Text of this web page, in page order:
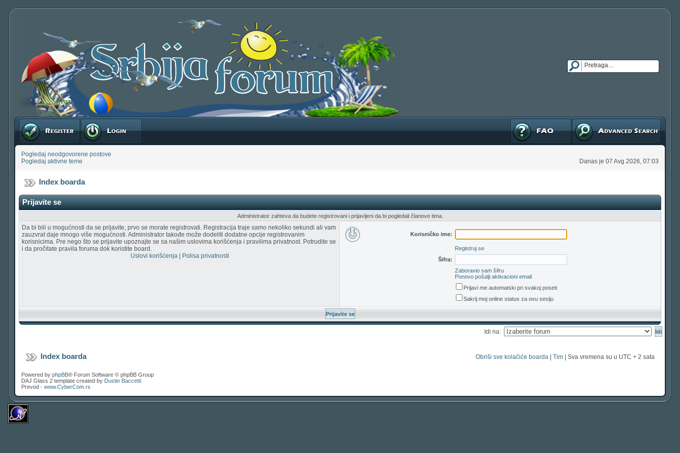
Registruj se Prijavite se Napredna pretraga
FAQ
Pogledaj neodgovorene postove
Pogledaj aktivne teme
Danas je 07 Avg 2026, 07:03
Index boarda
Prijavite se
Administrator zahteva da budete registrovani i prijavljeni da bi pogledali članove tima.
Da bi bili u mogućnosti da se prijavite, prvo se morate registrovati. Registracija traje samo nekoliko sekundi ali vam
zauzvrat daje mnogo više mogućnosti. Administrator takođe može dodeliti dodatne opcije registrovanim
korisnicima. Pre nego što se prijavite upoznajte se sa našim uslovima korišćenja i pravilima privatnost. Potrudite se
i da pročitate pravila foruma dok koristite board.
Uslovi korišćenja| Polisa privatnosti
Korisničko ime:
Registruj se
Šifra:
Zaboravio sam šifru
Ponovo pošalji aktivacioni email
Prijavi me automatski pri svakoj poseti
Sakrij moj online status za ovu sesiju
Idi na:
Index boarda Obriši sve kolačiće boarda Tim | Sva vremena su u UTC + 2 sata
Powered by phpBB® Forum Software © phpBB Group
DAJ Glass 2 template created by Dustin Baccetti
Prevod - www.CyberCom.rs